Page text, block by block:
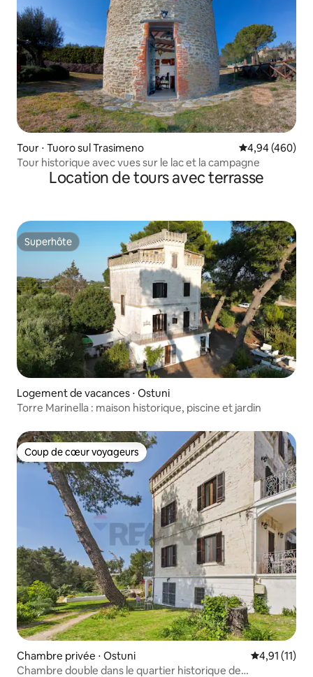
Tour ⋅ Tuoro sul Trasimeno Évaluation
4,94 (460)
Tour historique avec vues sur le lac et la campagne
Location de tours avec terrasse
Superhôte
Superhôte
Logement de vacances ⋅ Ostuni
Torre Marinella : maison historique, piscine et jardin
Coup de cœur voyageurs
Coup de cœur voyageurs
Chambre privée ⋅ Ostuni Évaluation
4,91 (11)
Chambre double dans le quartier historique de